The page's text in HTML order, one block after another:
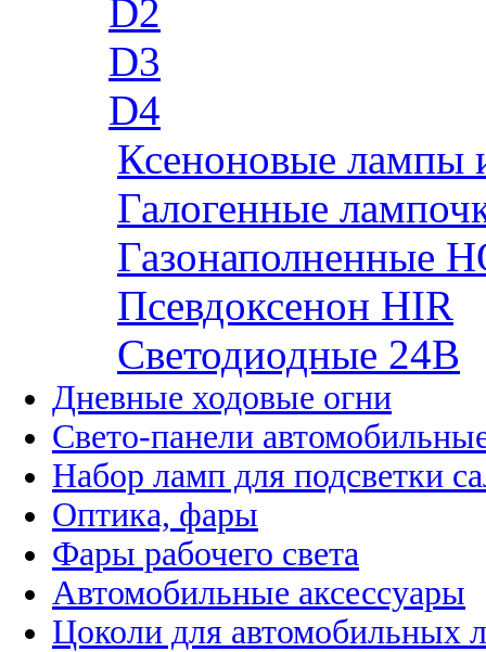
D2
D3
D4
Ксеноновые лампы
Галогенные
Газонаполненные
Псевдоксенон HIR
Cветодиодные 24B
Дневные ходовые огни
Свето-панели
Набор ламп для подсветки
Оптика, фары
Фары рабочего света
Автомобильные аксессуары
Цоколи для автомобильных